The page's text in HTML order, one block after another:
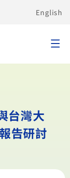
English
台灣大
告研討